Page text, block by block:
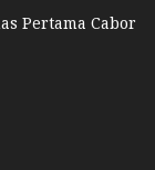
Pertama Cabor